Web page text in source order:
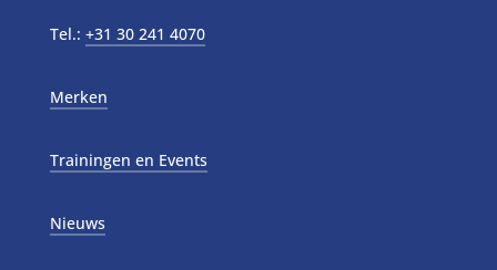
Tel.: +31 30 241 4070
Merken
Trainingen en Events
Nieuws